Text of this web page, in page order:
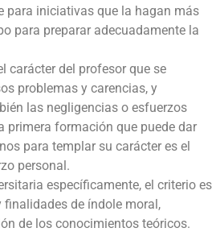
para iniciativas que la hagan más
para preparar adecuadamente la
carácter del profesor que se
problemas y carencias, y
las negligencias o esfuerzos
primera formación que puede dar
para templar su carácter es el
personal.
específicamente, el criterio es
de índole moral,
de los conocimientos teóricos.